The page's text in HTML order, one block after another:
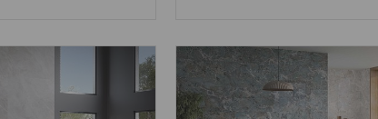
Стили: Под мрамор;
Цвета: